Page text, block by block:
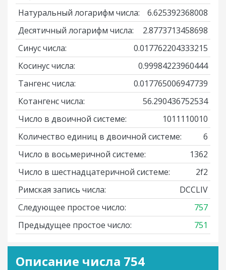
Натуральный логарифм числа:
6.625392368008
Десятичный логарифм числа:
2.8773713458698
Синус числа:
0.017762204333215
Косинус числа:
0.99984223960444
Тангенс числа:
0.017765006947739
Котангенс числа:
56.290436752534
Число в двоичной системе:
1011110010
Количество единиц в двоичной системе:
6
Число в восьмеричной системе:
1362
Число в шестнадцатеричной системе:
2f2
Римская запись числа:
DCCLIV
Следующее простое число:
757
Предыдущее простое число:
751
Описание числа 754